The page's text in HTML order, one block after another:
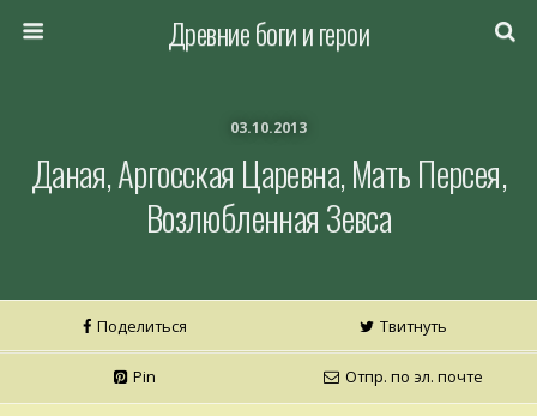
Древние боги и герои
03.10.2013
Даная, Аргосская Царевна, Мать Персея,
Возлюбленная Зевса
Поделиться Твитнуть
Pin Отпр. по эл. почте